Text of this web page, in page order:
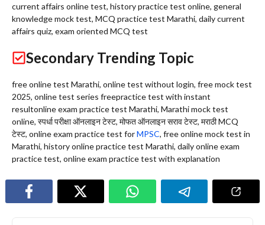
current affairs online test, history practice test online, general
knowledge mock test, MCQ practice test Marathi, daily current
affairs quiz, exam oriented MCQ test
Secondary Trending Topic
free online test Marathi, online test without login, free mock test
2025, online test series freepractice test with instant
resultonline exam practice test Marathi, Marathi mock test
online, स्पर्धा परीक्षा ऑनलाइन टेस्ट, मोफत ऑनलाइन सराव टेस्ट, मराठी MCQ
टेस्ट, online exam practice test forMPSC, free online mock test in
Marathi, history online practice test Marathi, daily online exam
practice test, online exam practice test with explanation